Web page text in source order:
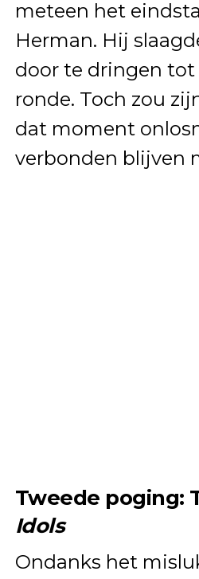
meteen het
Herman. Hij
door te dringen tot
ronde. Toch zou
dat moment
verbonden blijven
Tweede poging:
Idols
Ondanks het